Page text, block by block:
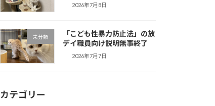
2026年7月8日
未分類
「こども性暴力防止法」の放
デイ職員向け説明無事終了
2026年7月7日
カテゴリー